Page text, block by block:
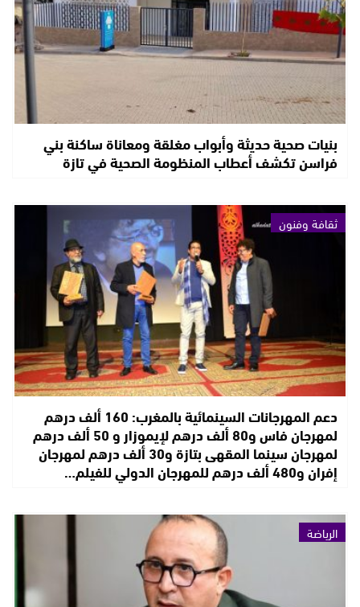
بنيات صحية حديثة وأبواب مغلقة ومعاناة ساكنة بني
فراسن تكشف أعطاب المنظومة الصحية في تازة
ثقافة وفنون
دعم المهرجانات السينمائية بالمغرب: 160 ألف درهم
لمهرجان فاس و80 ألف درهم لإيموزار و 50 ألف درهم
لمهرجان سينما المقهى بتازة و30 ألف درهم لمهرجان
إفران و480 ألف درهم للمهرجان الدولي للفيلم…
الرياضة